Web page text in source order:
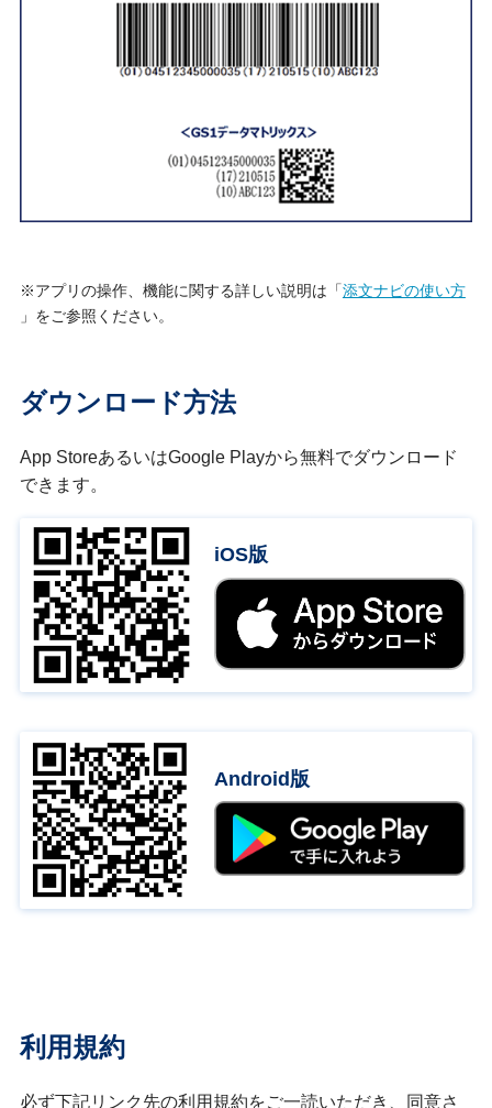
※アプリの操作、機能に関する詳しい説明は「添文ナビの使い方
」をご参照ください。
ダウンロード方法
App StoreあるいはGoogle Playから無料でダウンロード
できます。
iOS版
Android版
利用規約
必ず下記リンク先の利用規約をご一読いただき、同意さ